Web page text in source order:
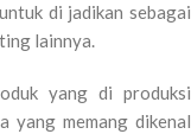
di jadikan sebagai
lainnya.
yang di produksi
yang memang dikenal